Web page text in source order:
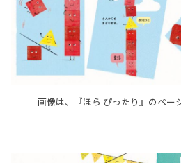
画像は、『ほら ぴったり』のペー